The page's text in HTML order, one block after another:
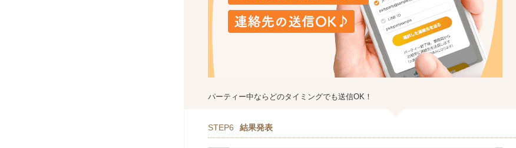
パーティー中ならどのタイミングでも送信OK！
STEP6 結果発表